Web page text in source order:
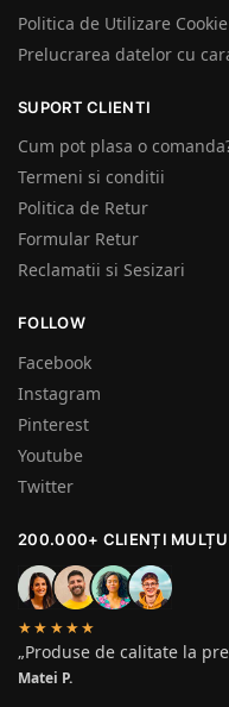
Politica de Utilizare Cookie
Prelucrarea datelor cu
SUPORT CLIENTI
Cum pot plasa o
Termeni si conditii
Politica de Retur
Formular Retur
Reclamatii si Sesizari
FOLLOW
Facebook
Instagram
Pinterest
Youtube
Twitter
200.000+ CLIENȚI
★★★★★
„Produse de calitate la
Matei P.